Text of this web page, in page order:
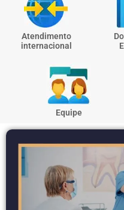
Atendimento
internacional
Equipe